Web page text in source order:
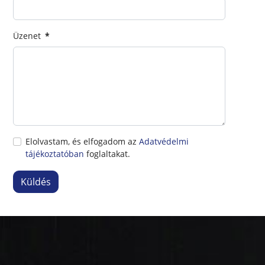
Üzenet *
Elolvastam, és elfogadom azAdatvédelmi
tájékoztatóban foglaltakat.
Küldés